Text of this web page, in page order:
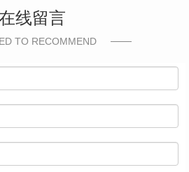
线留言
TO RECOMMEND